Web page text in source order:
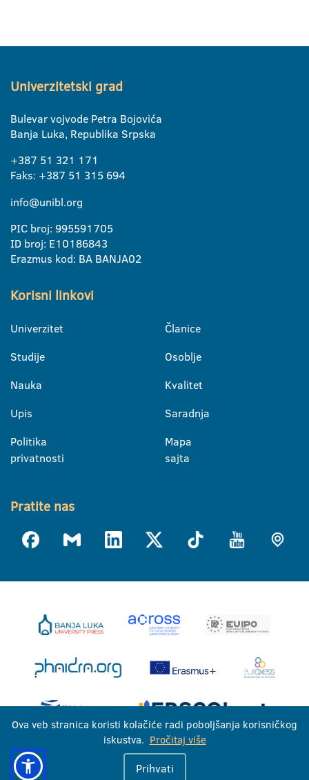
Univerzitetski grad
Bulevar vojvode Petra Bojovića
Banja Luka, Republika Srpska
+387 51 321 171
Faks: +387 51 315 694
info@unibl.org
PIC broj: 995591705
ID broj: E10186843
Erazmus kod: BA BANJA02
Korisni linkovi
Univerzitet
Studije
Nauka
Upis
Politika
privatnosti
Članice
Osoblje
Kvalitet
Saradnja
Mapa
sajta
Pratite nas
Univerzitet u Banjoj Luci © 2026
Ova veb stranica koristi kolačiće radi poboljšanja korisničkog
iskustva. Pročitaj više
Prihvati